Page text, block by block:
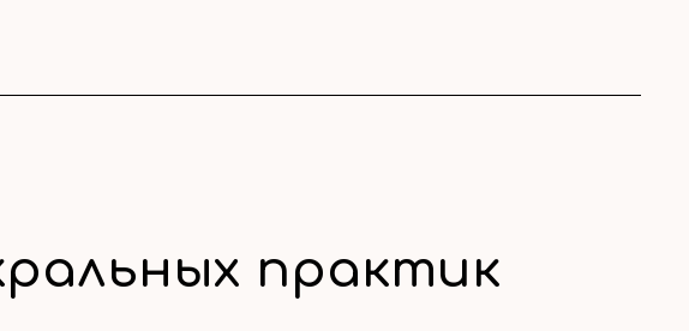
практик